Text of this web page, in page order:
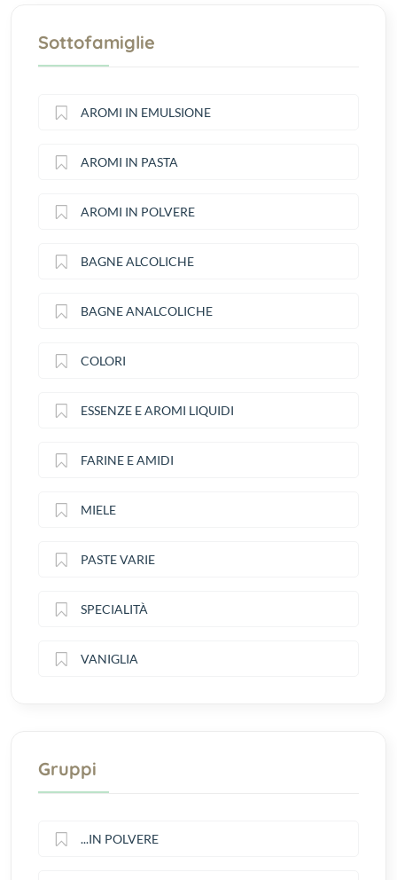
Sottofamiglie
AROMI IN EMULSIONE
AROMI IN PASTA
AROMI IN POLVERE
BAGNE ALCOLICHE
BAGNE ANALCOLICHE
COLORI
ESSENZE E AROMI LIQUIDI
FARINE E AMIDI
MIELE
PASTE VARIE
SPECIALITÀ
VANIGLIA
Gruppi
...IN POLVERE